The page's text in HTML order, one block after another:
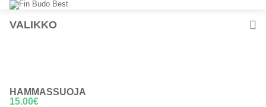
VALIKKO
HAMMASSUOJA
15.00€